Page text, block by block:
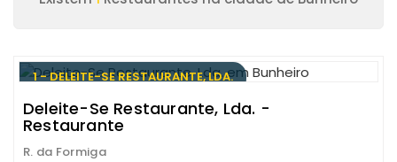
1 - DELEITE-SE RESTAURANTE, LDA.
Deleite-Se Restaurante, Lda. -
Restaurante
R. da Formiga